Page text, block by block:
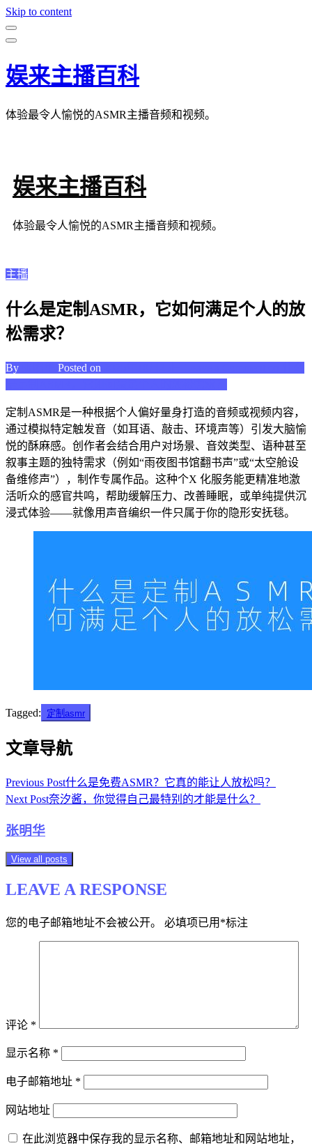
Skip to content
娱来主播百科
体验最令人愉悦的ASMR主播音频和视频。
娱来主播百科
体验最令人愉悦的ASMR主播音频和视频。
主播
什么是定制ASMR，它如何满足个人的放
松需求？
By Posted on
定制ASMR是一种根据个人偏好量身打造的音频或视频内容，
通过模拟特定触发音（如耳语、敲击、环境声等）引发大脑愉
悦的酥麻感。创作者会结合用户对场景、音效类型、语种甚至
叙事主题的独特需求（例如“雨夜图书馆翻书声”或“太空舱设
备维修声”），制作专属作品。这种个X 化服务能更精准地激
活听众的感官共鸣，帮助缓解压力、改善睡眠，或单纯提供沉
浸式体验——就像用声音编织一件只属于你的隐形安抚毯。
Tagged: 定制asmr
文章导航
Previous Post什么是免费ASMR？它真的能让人放松吗？
Next Post奈汐酱，你觉得自己最特别的才能是什么？
张明华
View all posts
LEAVE A RESPONSE
您的电子邮箱地址不会被公开。 必填项已用 *标注
评论 *
显示名称 *
电子邮箱地址 *
网站地址
在此浏览器中保存我的显示名称、邮箱地址和网站地址，